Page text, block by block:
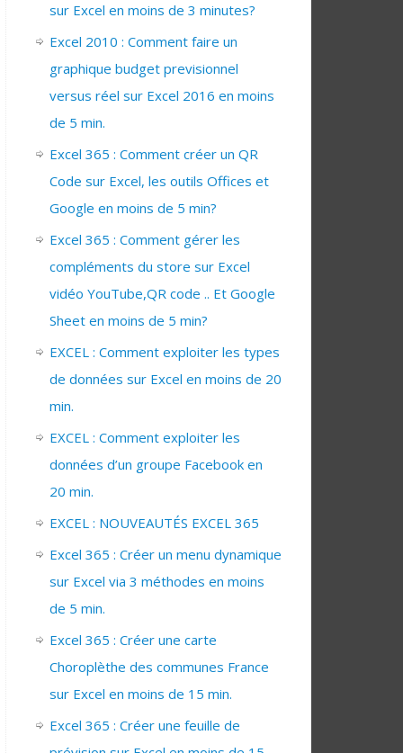
sur Excel en moins de 3 minutes?
Excel 2010 : Comment faire un
graphique budget previsionnel
versus réel sur Excel 2016 en moins
de 5 min.
Excel 365 : Comment créer un QR
Code sur Excel, les outils Offices et
Google en moins de 5 min?
Excel 365 : Comment gérer les
compléments du store sur Excel
vidéo YouTube,QR code .. Et Google
Sheet en moins de 5 min?
EXCEL : Comment exploiter les types
de données sur Excel en moins de 20
min.
EXCEL : Comment exploiter les
données d’un groupe Facebook en
20 min.
EXCEL : NOUVEAUTÉS EXCEL 365
Excel 365 : Créer un menu dynamique
sur Excel via 3 méthodes en moins
de 5 min.
Excel 365 : Créer une carte
Choroplèthe des communes France
sur Excel en moins de 15 min.
Excel 365 : Créer une feuille de